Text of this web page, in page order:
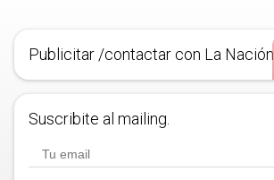
Publicitar /contactar con La Nación
Suscribite al mailing.